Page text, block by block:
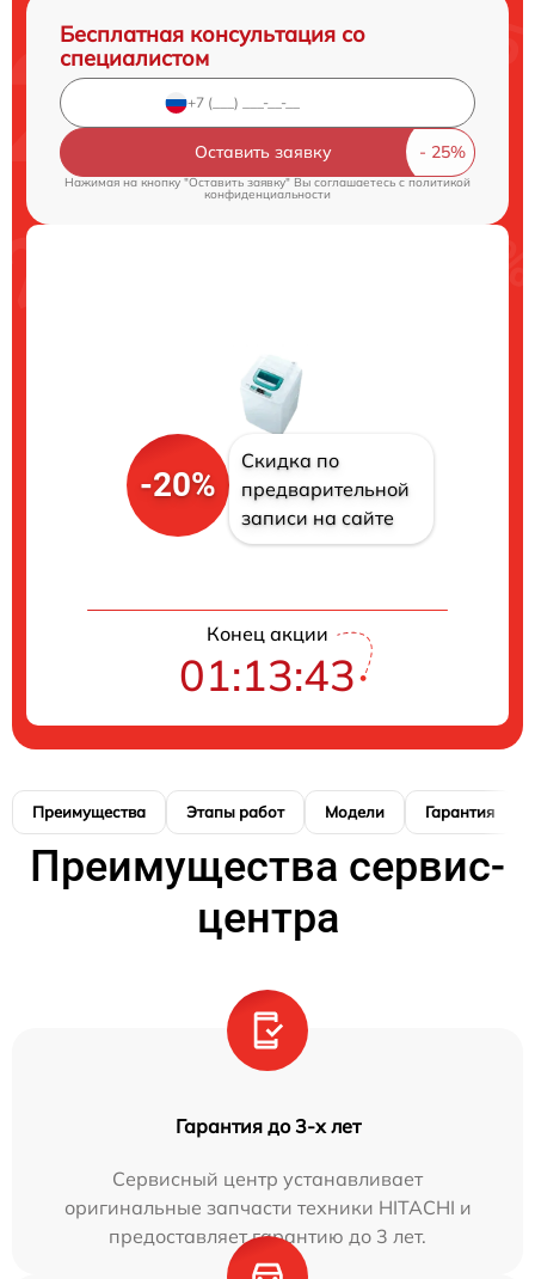
Бесплатная консультация со
специалистом
Оставить заявку
Нажимая на кнопку "Оставить заявку" Вы соглашаетесь cполитикой
конфиденциальности
-20%
Скидка по
предварительной
записи на сайте
Конец акции
01:13:41
Преимущества Этапы работ Модели Гарантия
Преимущества сервис-
центра
Гарантия до 3-х лет
Сервисный центр устанавливает
оригинальные запчасти техники HITACHI и
предоставляет гарантию до 3 лет.